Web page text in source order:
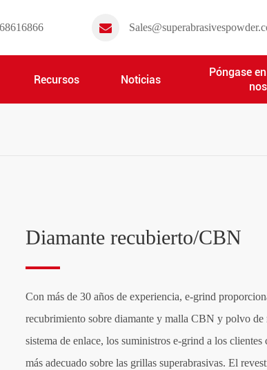
Recursos Noticias
Póngase
Diamante recubierto/CBN
Con más de 30 años de experiencia, e-grind
recubrimiento sobre diamante y malla CBN y polvo de
sistema de enlace, los suministros e-grind a los
más adecuado sobre las grillas superabrasivas. El